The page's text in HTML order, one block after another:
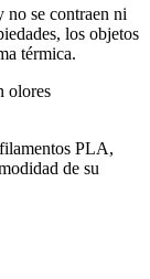
no se contraen ni
los objetos
térmica.
olores
PLA,
de su